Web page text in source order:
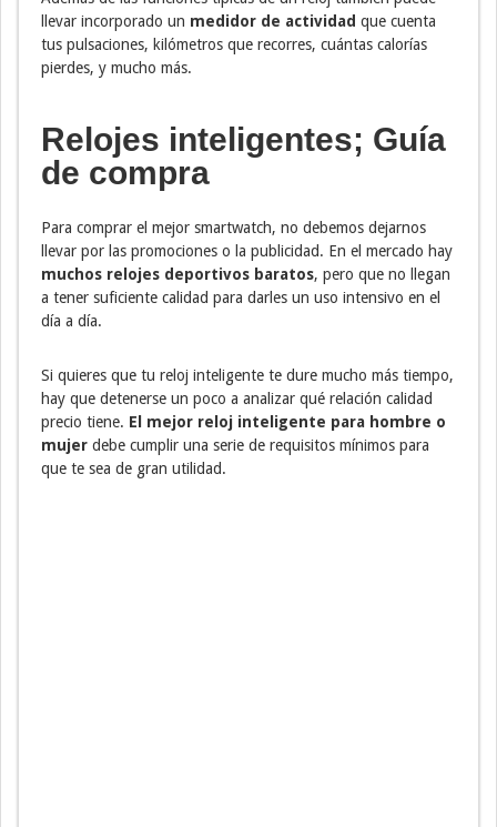
llevar incorporado un medidor de actividad que cuenta
tus pulsaciones, kilómetros que recorres, cuántas calorías
pierdes, y mucho más.
Relojes inteligentes; Guía
de compra
Para comprar el mejor smartwatch, no debemos dejarnos
llevar por las promociones o la publicidad. En el mercado hay
muchos relojes deportivos baratos, pero que no llegan
a tener suficiente calidad para darles un uso intensivo en el
día a día.
Si quieres que tu reloj inteligente te dure mucho más tiempo,
hay que detenerse un poco a analizar qué relación calidad
precio tiene. El mejor reloj inteligente para hombre o
mujer debe cumplir una serie de requisitos mínimos para
que te sea de gran utilidad.